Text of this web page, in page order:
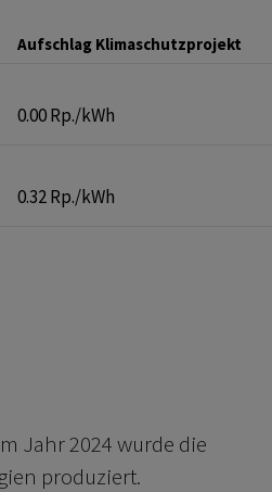
Aufschlag Klimaschutzprojekt
0.00 Rp./kWh
0.32 Rp./kWh
Jahr 2024 wurde die
produziert.